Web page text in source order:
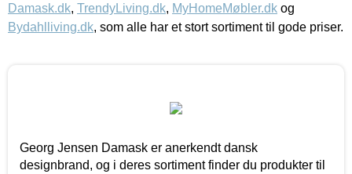
Damask.dk, TrendyLiving.dk, MyHomeMøbler.dk og
Bydahlliving.dk, som alle har et stort sortiment til gode priser.
Georg Jensen Damask er anerkendt dansk
designbrand, og i deres sortiment finder du produkter til